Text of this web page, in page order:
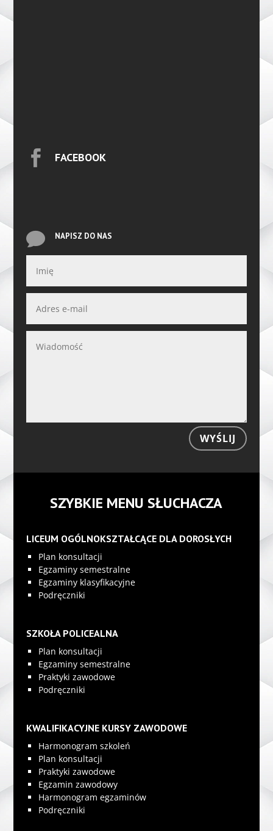
 FACEBOOK
 NAPISZ DO NAS
WYŚLIJ
SZYBKIE MENU SŁUCHACZA
LICEUM OGÓLNOKSZTAŁCĄCE DLA DOROSŁYCH
Plan konsultacji
Egzaminy semestralne
Egzaminy klasyfikacyjne
Podręczniki
SZKOŁA POLICEALNA
Plan konsultacji
Egzaminy semestralne
Praktyki zawodowe
Podręczniki
KWALIFIKACYJNE KURSY ZAWODOWE
Harmonogram szkoleń
Plan konsultacji
Praktyki zawodowe
Egzamin zawodowy
Harmonogram egzaminów
Podręczniki